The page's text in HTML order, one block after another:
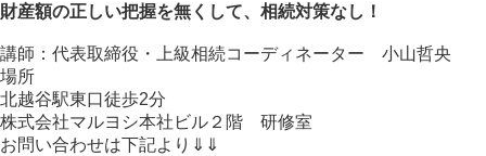
財産額の正しい把握を無くして、相続対策なし！
講師： 代表取締役・上級相続コーディネーター 小山哲央
場所
北越谷駅東口徒歩2分
株式会社マルヨシ本社ビル２階 研修室
お問い合わせは下記より⇓⇓